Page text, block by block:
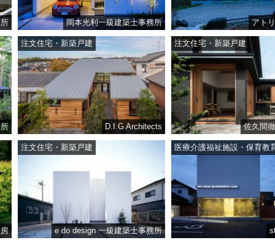
岡本光利一級建築士事務所 アトリエ・
文住宅・新築戸建
D.I.G Architects
注文住宅・新築戸建
佐久間徹設計
文住宅・新築戸建
e do design 一級建築士事務所
医療介護福祉施設・保育教育施設
studio